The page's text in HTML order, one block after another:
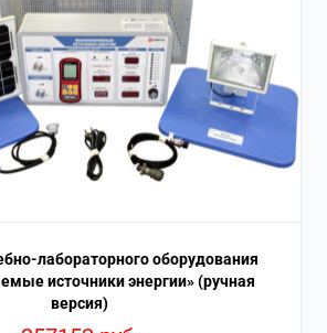
лабораторного оборудования
источники энергии» (ручная
версия)